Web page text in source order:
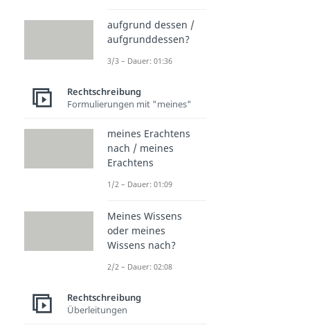
aufgrund dessen /
aufgrunddessen?
3/3 – Dauer: 01:36
Rechtschreibung
Formulierungen mit "meines"
meines Erachtens
nach / meines
Erachtens
1/2 – Dauer: 01:09
Meines Wissens
oder meines
Wissens nach?
2/2 – Dauer: 02:08
Rechtschreibung
Überleitungen